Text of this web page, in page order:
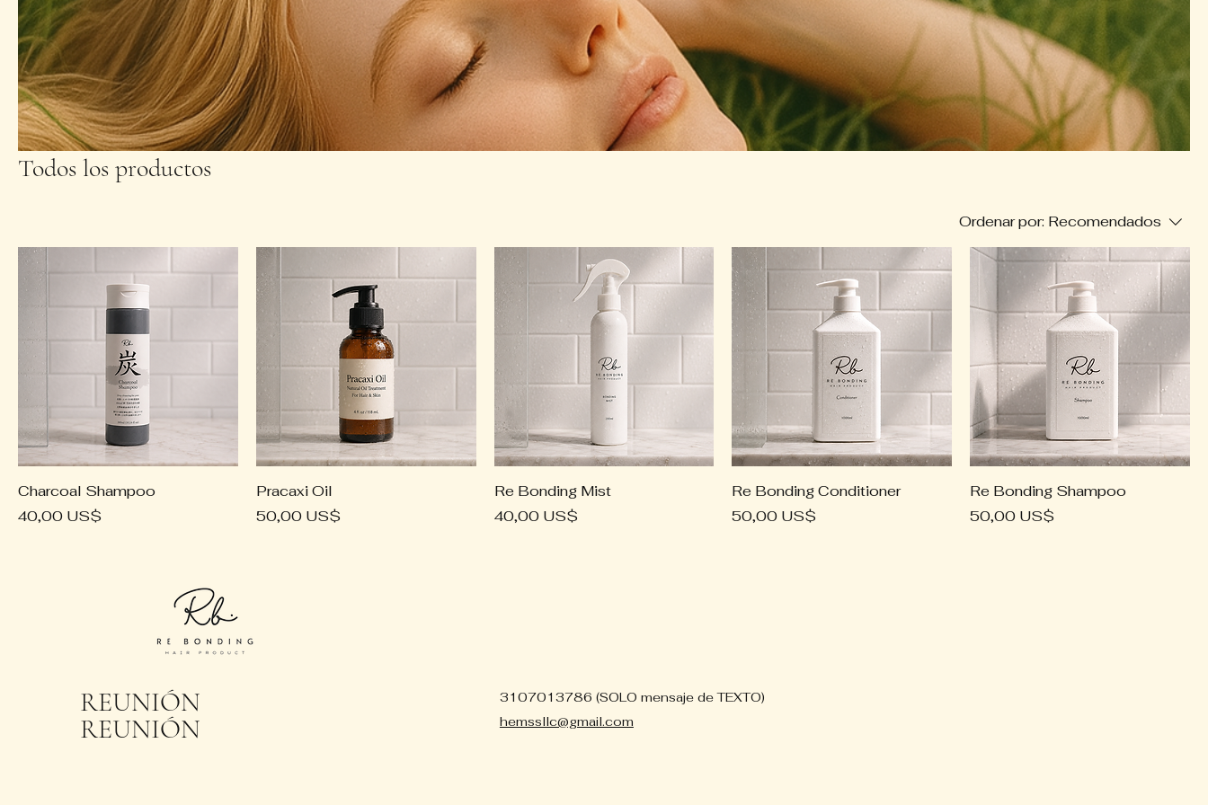
Todos los productos
Ordenar por: Recomendados
Charcoal Shampoo
Precio
40,00 US$
Pracaxi Oil
Precio
50,00 US$
Re Bonding Mist
Precio
40,00 US$
Re Bonding Conditioner
Precio
50,00 US$
Re Bonding Shampoo
Precio
50,00 US$
REUNIÓN
REUNIÓN
3107013786 (SOLO mensaje de TEXTO)
hemssllc@gmail.com